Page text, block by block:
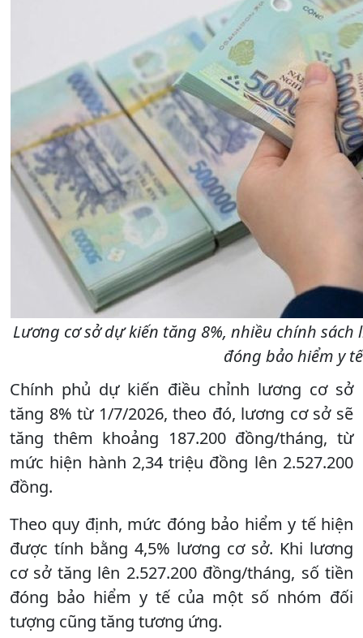
Lương cơ sở dự kiến tăng 8%, nhiều chính
đóng bảo hiểm y
Chính phủ dự kiến điều chỉnh lương cơ sở
tăng 8% từ 1/7/2026, theo đó, lương cơ sở sẽ
tăng thêm khoảng 187.200 đồng/tháng, từ
mức hiện hành 2,34 triệu đồng lên 2.527.200
đồng.
Theo quy định, mức đóng bảo hiểm y tế hiện
được tính bằng 4,5% lương cơ sở. Khi lương
cơ sở tăng lên 2.527.200 đồng/tháng, số tiền
đóng bảo hiểm y tế của một số nhóm đối
tượng cũng tăng tương ứng.